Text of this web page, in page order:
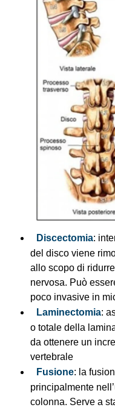
Discectomia:
del disco viene
allo scopo di
nervosa. Può
poco invasive in
Laminectomia:
o totale della
da ottenere un
vertebrale
Fusione: la
principalmente
colonna. Serve a